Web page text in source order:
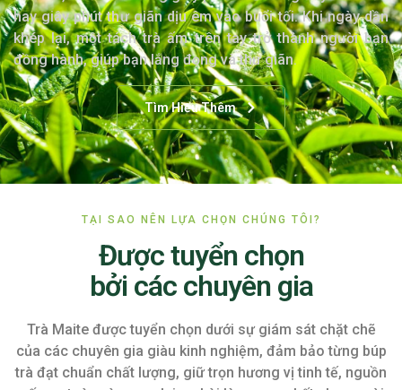
hay giây phút thư giãn dịu êm vào buổi tối. Khi ngày dần
khép lại, một tách trà ấm trên tay trở thành người bạn
đồng hành, giúp bạn lắng đọng và thư giãn.
Tìm Hiểu Thêm
TẠI SAO NÊN LỰA CHỌN CHÚNG TÔI?
Được tuyển chọn
bởi các chuyên gia
Trà Maite được tuyển chọn dưới sự giám sát chặt chẽ
của các chuyên gia giàu kinh nghiệm, đảm bảo từng búp
trà đạt chuẩn chất lượng, giữ trọn hương vị tinh tế, nguồn